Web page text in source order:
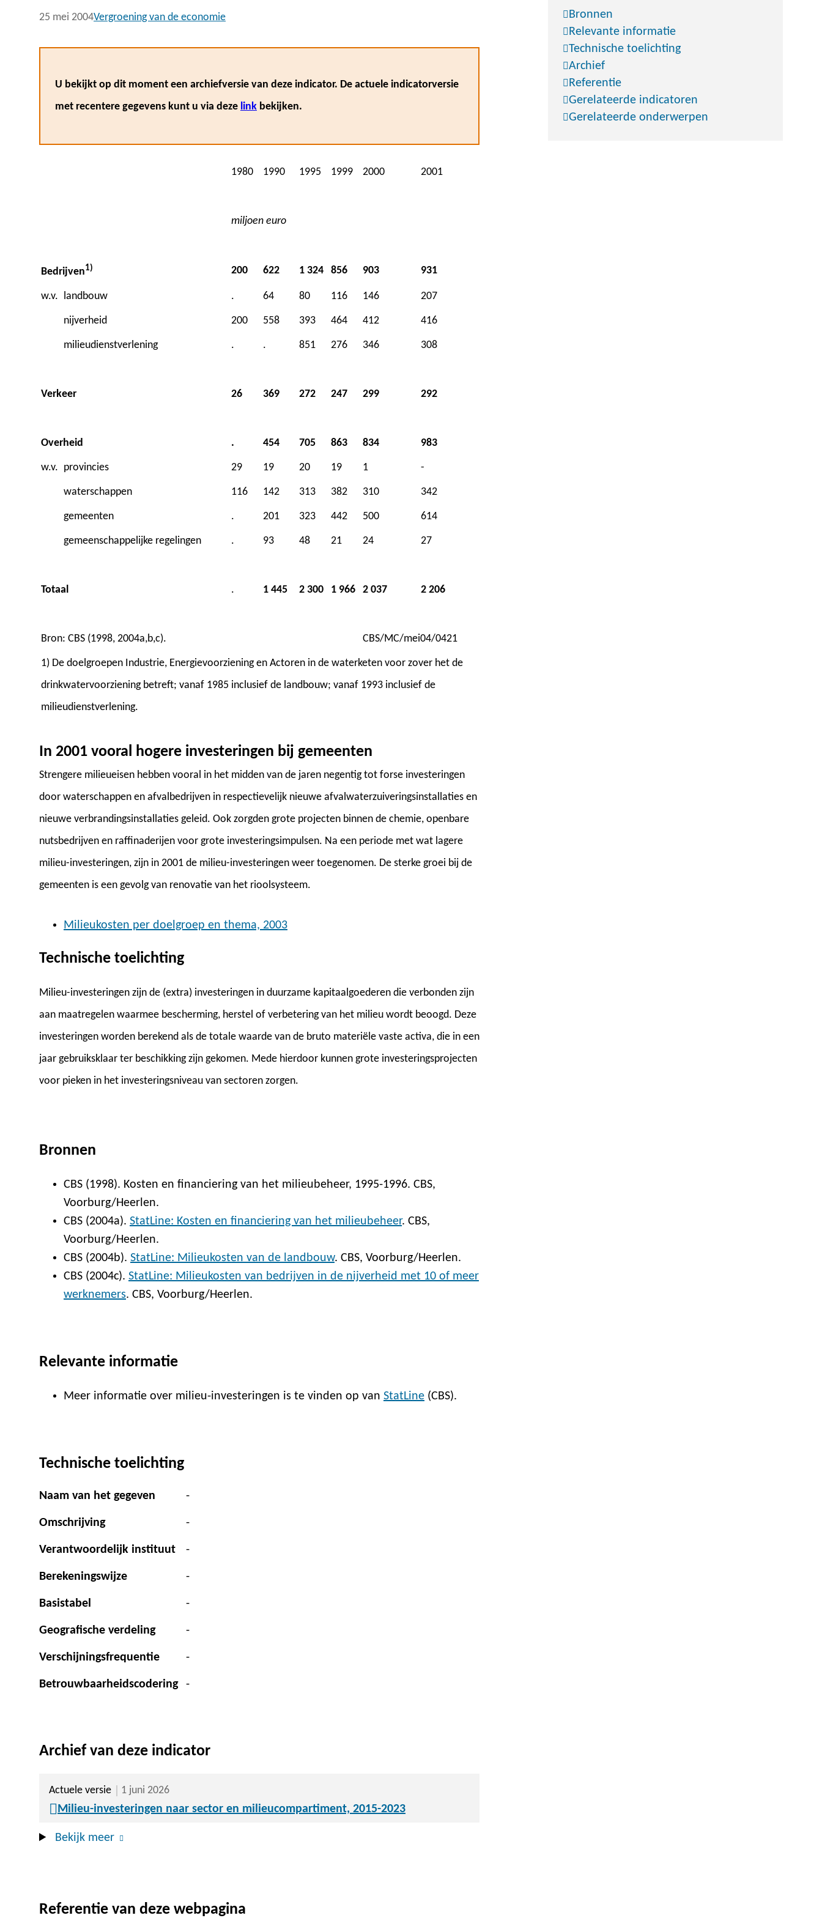
25 mei 2004Vergroening van de economie
Bronnen
Relevante informatie
Technische toelichting
Archief
Referentie
Gerelateerde indicatoren
Gerelateerde onderwerpen
U bekijkt op dit moment een archiefversie van deze indicator. De actuele indicatorversie
met recentere gegevens kunt u via deze link bekijken.
1980 1990 1995 1999 2000 2001
miljoen euro
Bedrijven1) 200 622 1 324 856 903 931
w.v. landbouw . 64 80 116 146 207
nijverheid 200 558 393 464 412 416
milieudienstverlening . . 851 276 346 308
Verkeer 26 369 272 247 299 292
Overheid . 454 705 863 834 983
w.v. provincies 29 19 20 19 1 -
waterschappen 116 142 313 382 310 342
gemeenten . 201 323 442 500 614
gemeenschappelijke regelingen . 93 48 21 24 27
Totaal . 1 445 2 300 1 966 2 037 2 206
Bron: CBS (1998, 2004a,b,c). CBS/MC/mei04/0421
1) De doelgroepen Industrie, Energievoorziening en Actoren in de waterketen voor zover het de
drinkwatervoorziening betreft; vanaf 1985 inclusief de landbouw; vanaf 1993 inclusief de
milieudienstverlening.
In 2001 vooral hogere investeringen bij gemeenten
Strengere milieueisen hebben vooral in het midden van de jaren negentig tot forse investeringen
door waterschappen en afvalbedrijven in respectievelijk nieuwe afvalwaterzuiveringsinstallaties en
nieuwe verbrandingsinstallaties geleid. Ook zorgden grote projecten binnen de chemie, openbare
nutsbedrijven en raffinaderijen voor grote investeringsimpulsen. Na een periode met wat lagere
milieu-investeringen, zijn in 2001 de milieu-investeringen weer toegenomen. De sterke groei bij de
gemeenten is een gevolg van renovatie van het rioolsysteem.
Milieukosten per doelgroep en thema, 2003
Technische toelichting
Milieu-investeringen zijn de (extra) investeringen in duurzame kapitaalgoederen die verbonden zijn
aan maatregelen waarmee bescherming, herstel of verbetering van het milieu wordt beoogd. Deze
investeringen worden berekend als de totale waarde van de bruto materiële vaste activa, die in een
jaar gebruiksklaar ter beschikking zijn gekomen. Mede hierdoor kunnen grote investeringsprojecten
voor pieken in het investeringsniveau van sectoren zorgen.
Bronnen
CBS (1998). Kosten en financiering van het milieubeheer, 1995-1996. CBS,
Voorburg/Heerlen.
CBS (2004a). StatLine: Kosten en financiering van het milieubeheer. CBS,
Voorburg/Heerlen.
CBS (2004b). StatLine: Milieukosten van de landbouw. CBS, Voorburg/Heerlen.
CBS (2004c). StatLine: Milieukosten van bedrijven in de nijverheid met 10 of meer
werknemers. CBS, Voorburg/Heerlen.
Relevante informatie
Meer informatie over milieu-investeringen is te vinden op van StatLine (CBS).
Technische toelichting
Naam van het gegeven -
Omschrijving -
Verantwoordelijk instituut -
Berekeningswijze -
Basistabel -
Geografische verdeling -
Verschijningsfrequentie -
Betrouwbaarheidscodering -
Archief van deze indicator
Actuele versie 1 juni 2026
Milieu-investeringen naar sector en milieucompartiment, 2015-2023
Bekijk meer
Referentie van deze webpagina